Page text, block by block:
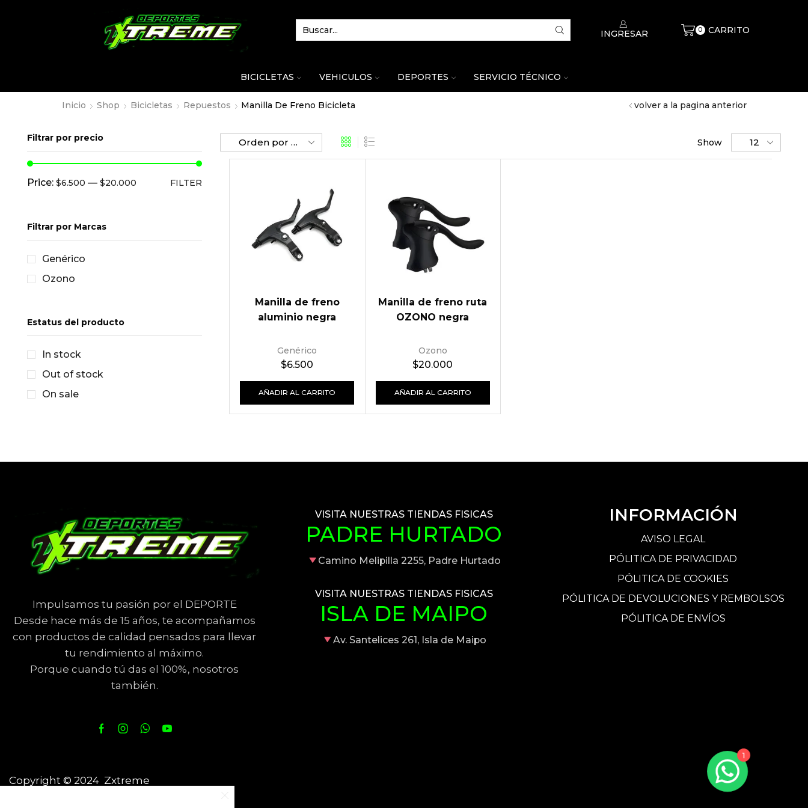
INGRESAR 0 CARRITO
BICICLETAS VEHICULOS DEPORTES SERVICIO TÉCNICO
Inicio Shop Bicicletas Repuestos Manilla De Freno Bicicleta volver a la pagina anterior
Show
Manilla de freno
aluminio negra
Genérico
$6.500
AÑADIR AL CARRITO
Manilla de freno ruta
OZONO negra
Ozono
$20.000
AÑADIR AL CARRITO
Filtrar por precio
FILTER
Price: $6.500 — $20.000
Filtrar por Marcas
Genérico
Ozono
Estatus del producto
In stock
Out of stock
On sale
Impulsamos tu pasión por el DEPORTE
Desde hace más de 15 años, te acompañamos
con productos de calidad pensados para llevar
tu rendimiento al máximo.
Porque cuando tú das el 100%, nosotros
también.
VISITA NUESTRAS TIENDAS FISICAS
PADRE HURTADO
Camino Melipilla 2255, Padre Hurtado
VISITA NUESTRAS TIENDAS FISICAS
ISLA DE MAIPO
Av. Santelices 261, Isla de Maipo
INFORMACIÓN
AVISO LEGAL
PÓLITICA DE PRIVACIDAD
PÓLITICA DE COOKIES
PÓLITICA DE DEVOLUCIONES Y REMBOLSOS
PÓLITICA DE ENVÍOS
Copyright © 2024 Zxtreme
1